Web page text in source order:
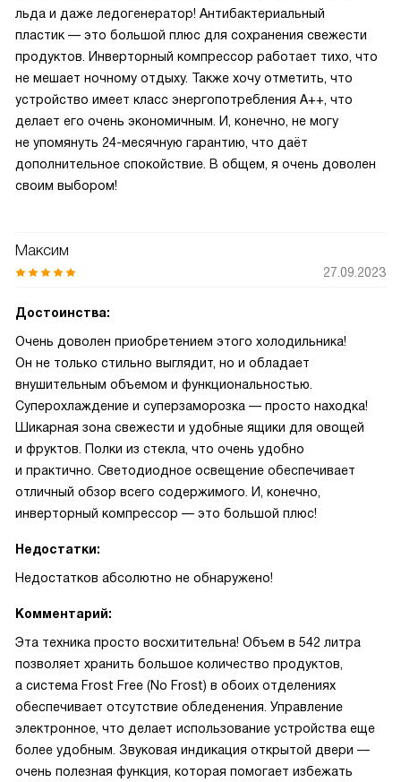
льда и даже ледогенератор! Антибактериальный
пластик — это большой плюс для сохранения свежести
продуктов. Инверторный компрессор работает тихо, что
не мешает ночному отдыху. Также хочу отметить, что
устройство имеет класс энергопотребления A++, что
делает его очень экономичным. И, конечно, не могу
не упомянуть 24-месячную гарантию, что даёт
дополнительное спокойствие. В общем, я очень доволен
своим выбором!
Максим
27.09.2023
Достоинства:
Очень доволен приобретением этого холодильника!
Он не только стильно выглядит, но и обладает
внушительным объемом и функциональностью.
Суперохлаждение и суперзаморозка — просто находка!
Шикарная зона свежести и удобные ящики для овощей
и фруктов. Полки из стекла, что очень удобно
и практично. Светодиодное освещение обеспечивает
отличный обзор всего содержимого. И, конечно,
инверторный компрессор — это большой плюс!
Недостатки:
Недостатков абсолютно не обнаружено!
Комментарий:
Эта техника просто восхитительна! Объем в 542 литра
позволяет хранить большое количество продуктов,
а система Frost Free (No Frost) в обоих отделениях
обеспечивает отсутствие обледенения. Управление
электронное, что делает использование устройства еще
более удобным. Звуковая индикация открытой двери —
очень полезная функция, которая помогает избежать